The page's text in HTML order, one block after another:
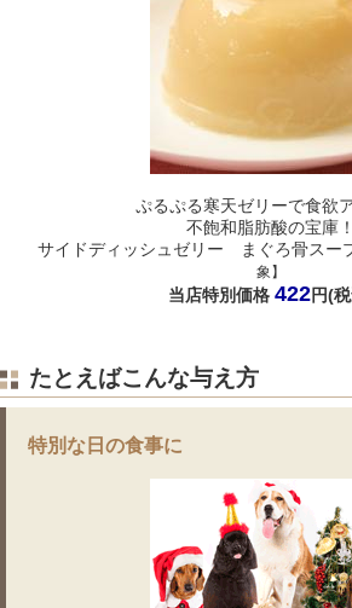
ぷるぷる寒天ゼリーで食欲
不飽和脂肪酸の宝庫！
サイドディッシュゼリー まぐろ骨スー
象】
当店特別価格 422円(
たとえばこんな与え方
特別な日の食事に